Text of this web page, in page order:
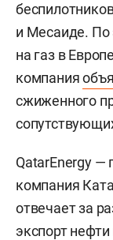
и Месаиде. По
на газ в
компания
сжиженного
QatarEnergy —
компания
отвечает за
экспорт